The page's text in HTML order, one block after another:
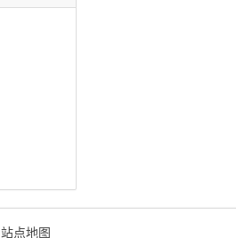
站点地图